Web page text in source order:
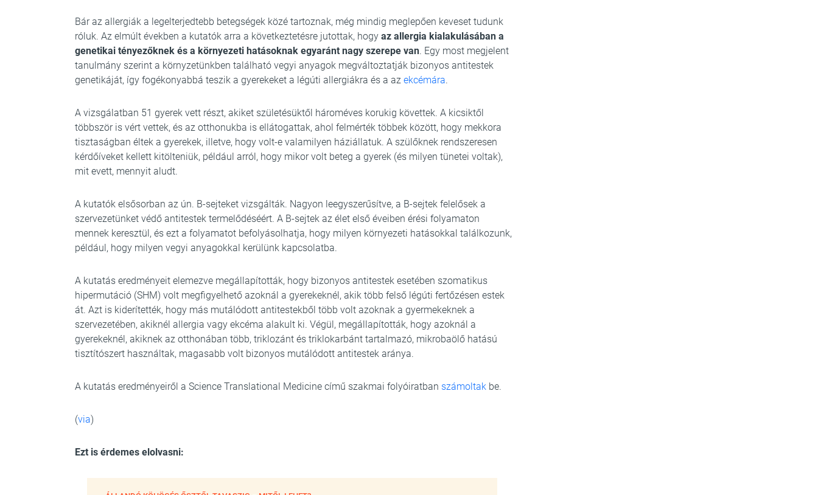
Bár az allergiák a legelterjedtebb betegségek közé tartoznak, még mindig meglepően keveset tudunk
róluk. Az elmúlt években a kutatók arra a következtetésre jutottak, hogy az allergia kialakulásában a
genetikai tényezőknek és a környezeti hatásoknak egyaránt nagy szerepe van. Egy most megjelent
tanulmány szerint a környzetünkben található vegyi anyagok megváltoztatják bizonyos antitestek
genetikáját, így fogékonyabbá teszik a gyerekeket a légúti allergiákra és a az ekcémára.
A vizsgálatban 51 gyerek vett részt, akiket születésüktől hároméves korukig követtek. A kicsiktől
többször is vért vettek, és az otthonukba is ellátogattak, ahol felmérték többek között, hogy mekkora
tisztaságban éltek a gyerekek, illetve, hogy volt-e valamilyen háziállatuk. A szülőknek rendszeresen
kérdőíveket kellett kitölteniük, például arról, hogy mikor volt beteg a gyerek (és milyen tünetei voltak),
mit evett, mennyit aludt.
A kutatók elsősorban az ún. B-sejteket vizsgálták. Nagyon leegyszerűsítve, a B-sejtek felelősek a
szervezetünket védő antitestek termelődéséért. A B-sejtek az élet első éveiben érési folyamaton
mennek keresztül, és ezt a folyamatot befolyásolhatja, hogy milyen környezeti hatásokkal találkozunk,
például, hogy milyen vegyi anyagokkal kerülünk kapcsolatba.
A kutatás eredményeit elemezve megállapították, hogy bizonyos antitestek esetében szomatikus
hipermutáció (SHM) volt megfigyelhető azoknál a gyerekeknél, akik több felső légúti fertőzésen estek
át. Azt is kiderítették, hogy más mutálódott antitestekből több volt azoknak a gyermekeknek a
szervezetében, akiknél allergia vagy ekcéma alakult ki. Végül, megállapították, hogy azoknál a
gyerekeknél, akiknek az otthonában több, triklozánt és triklokarbánt tartalmazó, mikrobaölő hatású
tisztítószert használtak, magasabb volt bizonyos mutálódott antitestek aránya.
A kutatás eredményeiről a Science Translational Medicine című szakmai folyóiratban számoltak be.
(via)
Ezt is érdemes elolvasni: